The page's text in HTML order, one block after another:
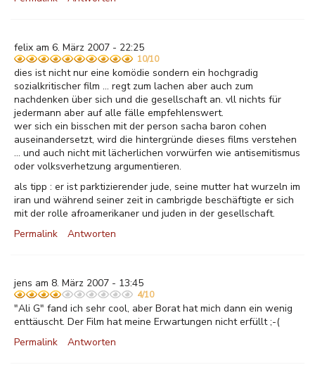
felix am 6. März 2007 - 22:25
10/10
dies ist nicht nur eine komödie sondern ein hochgradig
sozialkritischer film ... regt zum lachen aber auch zum
nachdenken über sich und die gesellschaft an. vll nichts für
jedermann aber auf alle fälle empfehlenswert.
wer sich ein bisschen mit der person sacha baron cohen
auseinandersetzt, wird die hintergründe dieses films verstehen
... und auch nicht mit lächerlichen vorwürfen wie antisemitismus
oder volksverhetzung argumentieren.
als tipp : er ist parktizierender jude, seine mutter hat wurzeln im
iran und während seiner zeit in cambrigde beschäftigte er sich
mit der rolle afroamerikaner und juden in der gesellschaft.
Permalink
Antworten
jens am 8. März 2007 - 13:45
4/10
"Ali G" fand ich sehr cool, aber Borat hat mich dann ein wenig
enttäuscht. Der Film hat meine Erwartungen nicht erfüllt ;-(
Permalink
Antworten